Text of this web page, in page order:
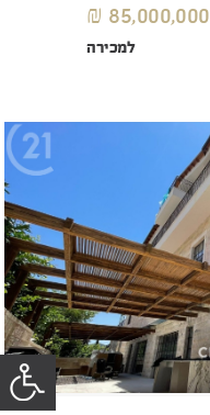
85,000,000 ₪
למכירה